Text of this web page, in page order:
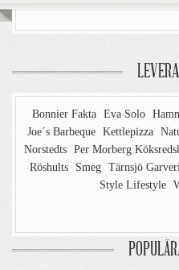
Bonnier Fakta Eva Solo
Joe´s Barbeque Kettlepizza
Norstedts Per Morberg
Röshults
Smeg Tärnsjö
Style Lifestyle